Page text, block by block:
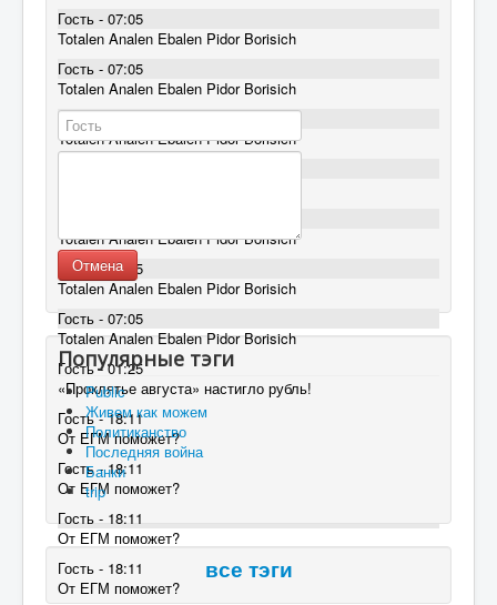
Гость - 07:05
Totalen Analen Ebalen Pidor Borisich
Гость - 07:05
Totalen Analen Ebalen Pidor Borisich
Гость - 07:05
Totalen Analen Ebalen Pidor Borisich
Totalen Analen Ebalen Pidor Borisich
Гость - 07:05
Totalen Analen Ebalen Pidor Borisich
Гость - 07:05
Totalen Analen Ebalen Pidor Borisich
Гость - 01:25
«Проклятье августа» настигло рубль!
Гость - 18:11
От ЕГМ поможет?
Гость - 18:11
От ЕГМ поможет?
Гость - 18:11
От ЕГМ поможет?
Гость - 18:11
От ЕГМ поможет?
Отмена
Популярные тэги
Public
Живем как можем
Политиканство
Последняя война
Банки
trip
все тэги